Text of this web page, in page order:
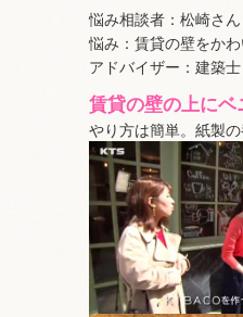
悩み相談者：松崎さん
悩み：賃貸の壁をか
アドバイザー：建築
賃貸の壁の上に
やり方は簡単。紙製